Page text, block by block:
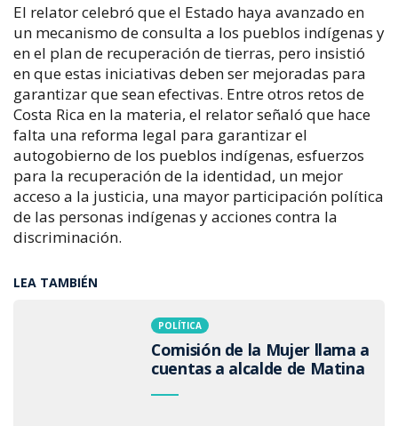
El relator celebró que el Estado haya avanzado en
un mecanismo de consulta a los pueblos indígenas y
en el plan de recuperación de tierras, pero insistió
en que estas iniciativas deben ser mejoradas para
garantizar que sean efectivas. Entre otros retos de
Costa Rica en la materia, el relator señaló que hace
falta una reforma legal para garantizar el
autogobierno de los pueblos indígenas, esfuerzos
para la recuperación de la identidad, un mejor
acceso a la justicia, una mayor participación política
de las personas indígenas y acciones contra la
discriminación.
LEA TAMBIÉN
POLÍTICA
Comisión de la Mujer llama a
cuentas a alcalde de Matina